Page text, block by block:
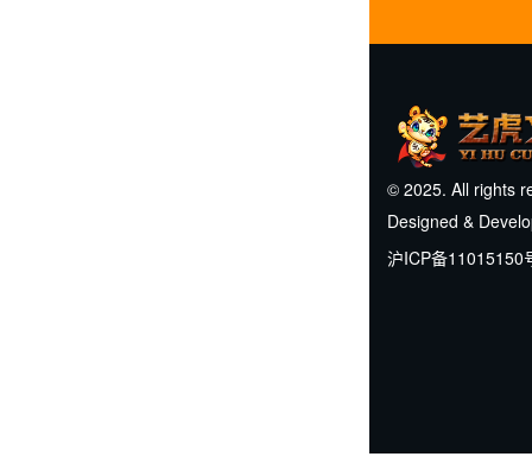
© 2025. All rights
Designed &
沪ICP备11015150